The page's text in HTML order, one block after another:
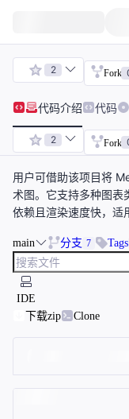
2 Fork
代码介绍 代码
2 Fork
用户可借助该项目将
术图。它支持多种图表
依赖且渲染速度快，适
main 分支 7 Tags
IDE
下载zip
Clone